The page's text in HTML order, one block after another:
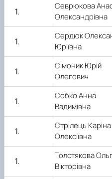
Севрюкова
Олександрівна
Сердюк
Юріївна
Сімоник Юрій
Олегович
Собко Анна
Вадимівна
Стрілець Каріна
Олексіївна
Толстякова
Вікторівна